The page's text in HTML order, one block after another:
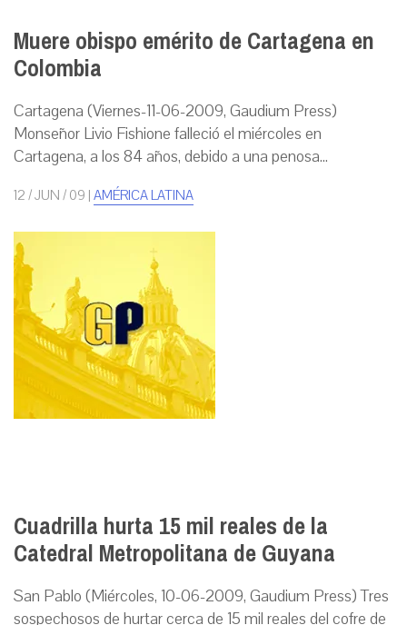
Muere obispo emérito de Cartagena en
Colombia
Cartagena (Viernes-11-06-2009, Gaudium Press)
Monseñor Livio Fishione falleció el miércoles en
Cartagena, a los 84 años, debido a una penosa...
12 / JUN / 09 | AMÉRICA LATINA
Cuadrilla hurta 15 mil reales de la
Catedral Metropolitana de Guyana
San Pablo (Miércoles, 10-06-2009, Gaudium Press) Tres
sospechosos de hurtar cerca de 15 mil reales del cofre de